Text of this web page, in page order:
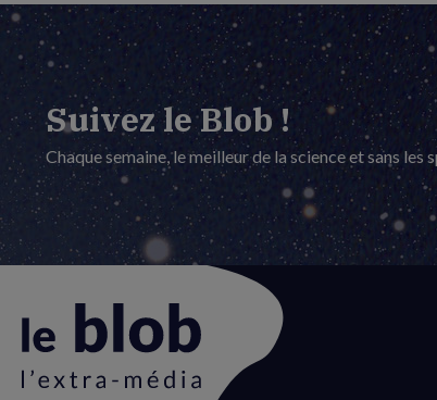
Suivez le Blob !
Chaque semaine, le meilleur de la science et sans les